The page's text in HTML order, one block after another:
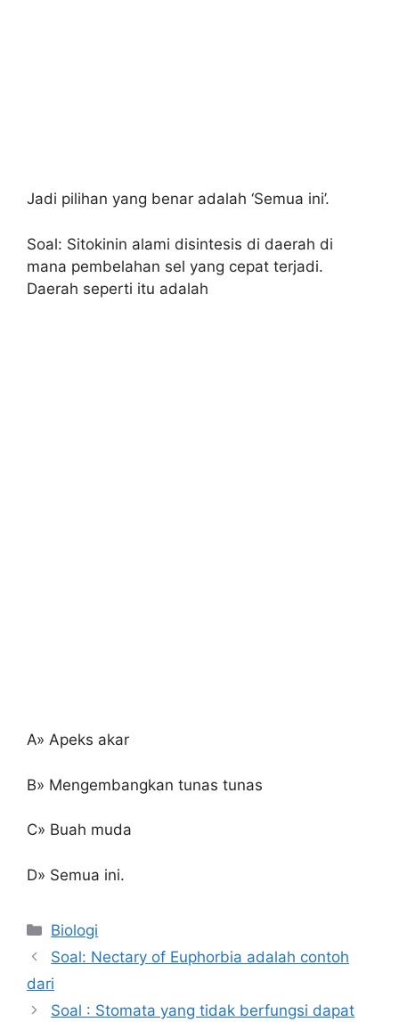
Jadi pilihan yang benar adalah ‘Semua ini’.
Soal: Sitokinin alami disintesis di daerah di
mana pembelahan sel yang cepat terjadi.
Daerah seperti itu adalah
A» Apeks akar
B» Mengembangkan tunas tunas
C» Buah muda
D» Semua ini.
Kategori
Biologi
Soal: Nectary of Euphorbia adalah contoh
dari
Soal : Stomata yang tidak berfungsi dapat